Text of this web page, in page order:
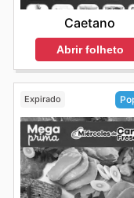
Caetano
Abrir folheto
Expirado